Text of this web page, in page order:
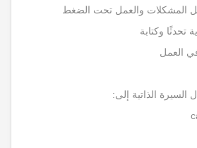
المشكلات والعمل تحت الضغط
تحدثًا وكتابة
في العمل
السيرة الذاتية إلى: